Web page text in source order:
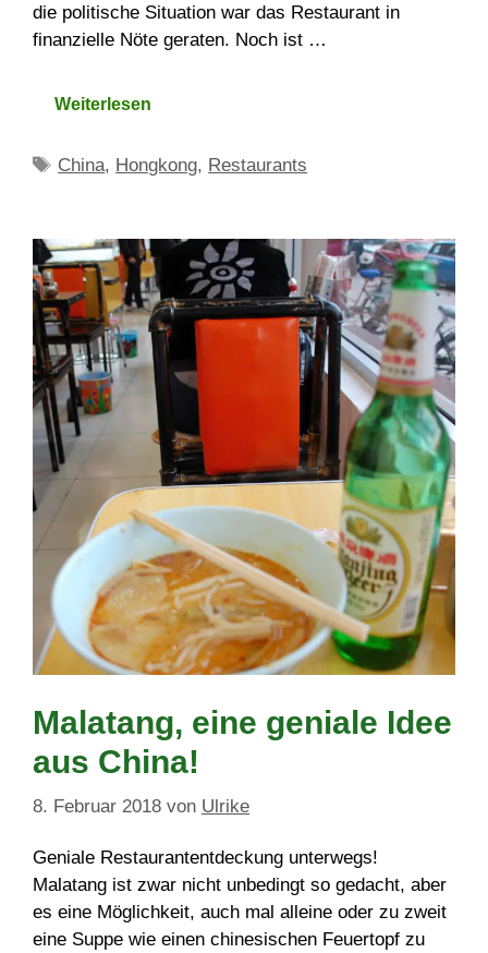
die politische Situation war das Restaurant in
finanzielle Nöte geraten. Noch ist …
Weiterlesen
Schlagwörter
China, Hongkong, Restaurants
Malatang, eine geniale Idee
aus China!
8. Februar 2018 von Ulrike
Geniale Restaurantentdeckung unterwegs!
Malatang ist zwar nicht unbedingt so gedacht, aber
es eine Möglichkeit, auch mal alleine oder zu zweit
eine Suppe wie einen chinesischen Feuertopf zu